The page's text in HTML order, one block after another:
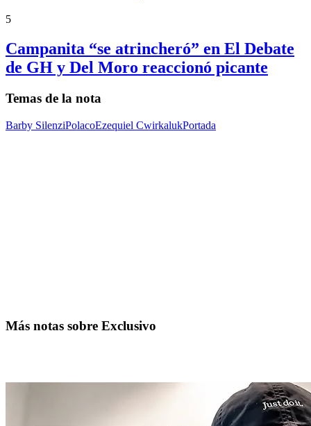
5
Campanita “se atrincheró” en El Debate
de GH y Del Moro reaccionó picante
Temas de la nota
Barby SilenziPolacoEzequiel CwirkalukPortada
Más notas sobre Exclusivo